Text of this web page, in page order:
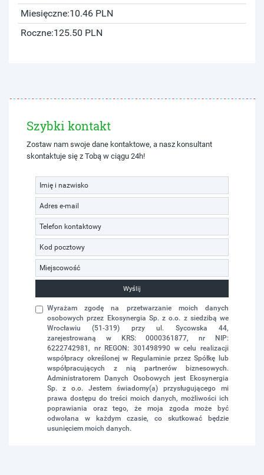
Miesięczne:10.46 PLN
Roczne:125.50 PLN
Szybki kontakt
Zostaw nam swoje dane kontaktowe, a nasz konsultant
skontaktuje się z Tobą w ciągu 24h!
Wyślij
Wyrażam zgodę na przetwarzanie moich danych
osobowych przez Ekosynergia Sp. z o.o. z siedzibą we
Wrocławiu (51-319) przy ul. Sycowska 44,
zarejestrowaną w KRS: 0000361877, nr NIP:
6222742981, nr REGON: 301498990 w celu realizacji
współpracy określonej w Regulaminie przez Spółkę lub
współpracujących z nią partnerów biznesowych.
Administratorem Danych Osobowych jest Ekosynergia
Sp. z o.o. Jestem świadomy(a) przysługującego mi
prawa dostępu do treści moich danych, możliwości ich
poprawiania oraz tego, że moja zgoda może być
odwołana w każdym czasie, co skutkować będzie
usunięciem moich danych.